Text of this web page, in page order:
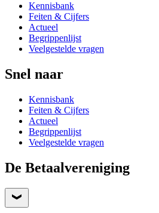
Kennisbank
Feiten & Cijfers
Actueel
Begrippenlijst
Veelgestelde vragen
Snel naar
Kennisbank
Feiten & Cijfers
Actueel
Begrippenlijst
Veelgestelde vragen
De Betaalvereniging